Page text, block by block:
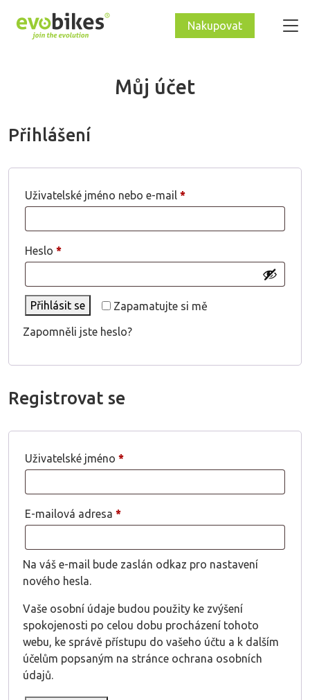
Nakupovat
Můj účet
Přihlášení
Uživatelské jméno nebo e-mail *Povinné
Heslo *Povinné
Zapamatujte si mě
Přihlásit se
Zapomněli jste heslo?
Registrovat se
Uživatelské jméno *Povinné
E-mailová adresa *Povinné
Na váš e-mail bude zaslán odkaz pro nastavení
nového hesla.
Vaše osobní údaje budou použity ke zvýšení
spokojenosti po celou dobu procházení tohoto
webu, ke správě přístupu do vašeho účtu a k dalším
účelům popsaným na stránce ochrana osobních
údajů.